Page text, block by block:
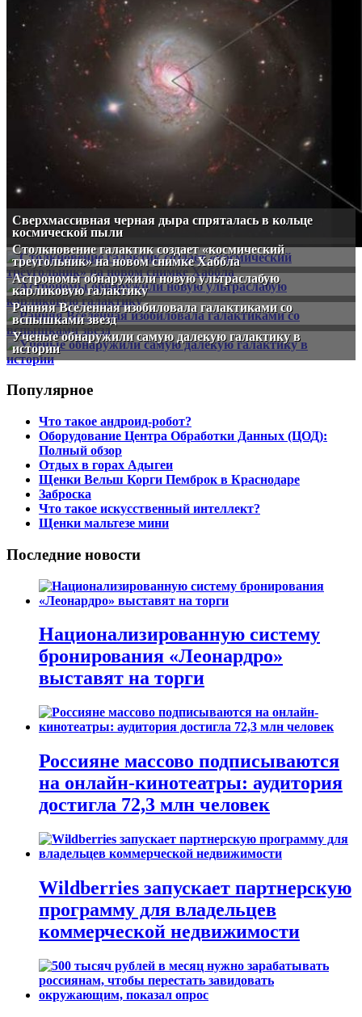
Сверхмассивная черная дыра спряталась в кольце
космической пыли
Столкновение галактик создает «космический
треугольник» на новом снимке Хаббла
Астрономы обнаружили новую ультраслабую
карликовую галактику
Ранняя Вселенная изобиловала галактиками со
вспышками звезд
Ученые обнаружили самую далекую галактику в
истории
Популярное
Что такое андроид-робот?
Оборудование Центра Обработки Данных (ЦОД):
Полный обзор
Отдых в горах Адыгеи
Щенки Вельш Корги Пемброк в Краснодаре
Заброска
Что такое искусственный интеллект?
Щенки мальтезе мини
Последние новости
Национализированную систему
бронирования «Леонардро»
выставят на торги
Россияне массово подписываются
на онлайн-кинотеатры: аудитория
достигла 72,3 млн человек
Wildberries запускает партнерскую
программу для владельцев
коммерческой недвижимости